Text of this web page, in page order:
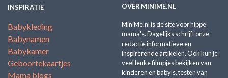
INSPIRATIE
Babykleding
Babynamen
Babykamer
Geboortekaartjes
Mama blogs
OVER MINIME.NL
MiniMe.nl is de site voor hippe
mama's. Dagelijks schrijft onze
redactie informatieve en
inspirerende artikelen. Ook kun je
veel leuke filmpjes bekijken van
kinderen en baby's, testen van